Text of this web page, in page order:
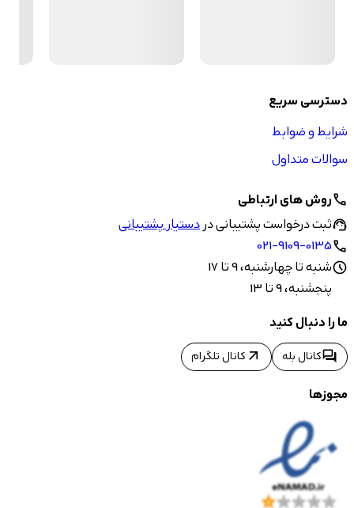
دسترسی سریع
شرایط و ضوابط
سوالات متداول
callروش های ارتباطی
support_agentثبت درخواست پشتیبانی دردستیار پشتیبانی
call
021-9109-0135
scheduleشنبه تا چهارشنبه، 9 تا 17
پنجشنبه، 9 تا 13
ما را دنبال کنید
forumکانال بله arrow_outward کانال تلگرام
مجوزها